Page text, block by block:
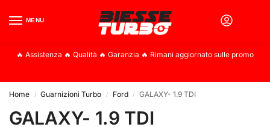
MENU
🔥 Assistenza 🔥 Qualità 🔥 Garanzia 🔥 Rimani aggiornato sulle promo
Home / Guarnizioni Turbo / Ford / GALAXY- 1.9 TDI
GALAXY- 1.9 TDI